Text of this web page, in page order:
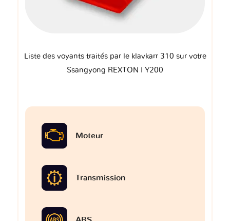
Liste des voyants traités par le klavkarr 310 sur votre
Ssangyong REXTON I Y200
Moteur
Transmission